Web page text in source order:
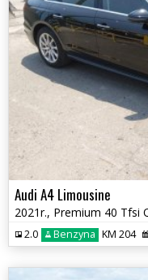
Audi A4 Limousine
2.0 Benzyna KM 204